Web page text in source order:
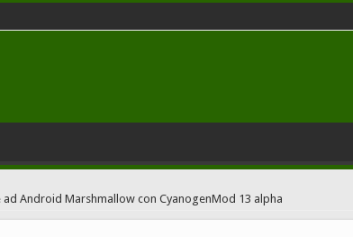
ad Android Marshmallow con CyanogenMod 13 alpha